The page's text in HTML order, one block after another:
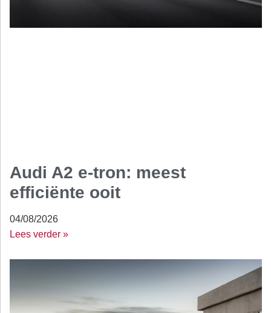
Audi A2 e-tron: meest
efficiënte ooit
04/08/2026
Lees verder »